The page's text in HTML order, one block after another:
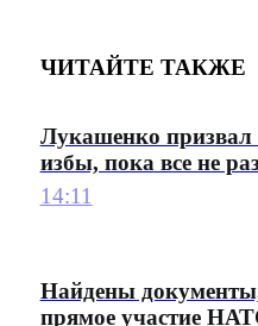
ЧИТАЙТЕ ТАКЖЕ
Лукашенко призвал
избы, пока все не
14:11
Найдены
прямое участие